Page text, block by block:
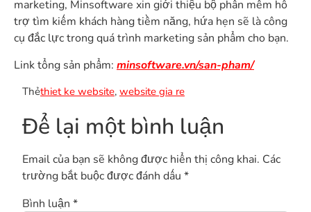
marketing, Minsoftware xin giới thiệu bộ phần mềm hỗ
trợ tìm kiếm khách hàng tiềm năng, hứa hẹn sẽ là công
cụ đắc lực trong quá trình marketing sản phẩm cho bạn.
Link tổng sản phẩm: minsoftware.vn/san-pham/
Thẻthiet ke website, website gia re
Để lại một bình luận
Email của bạn sẽ không được hiển thị công khai. Các
trường bắt buộc được đánh dấu *
Bình luận *